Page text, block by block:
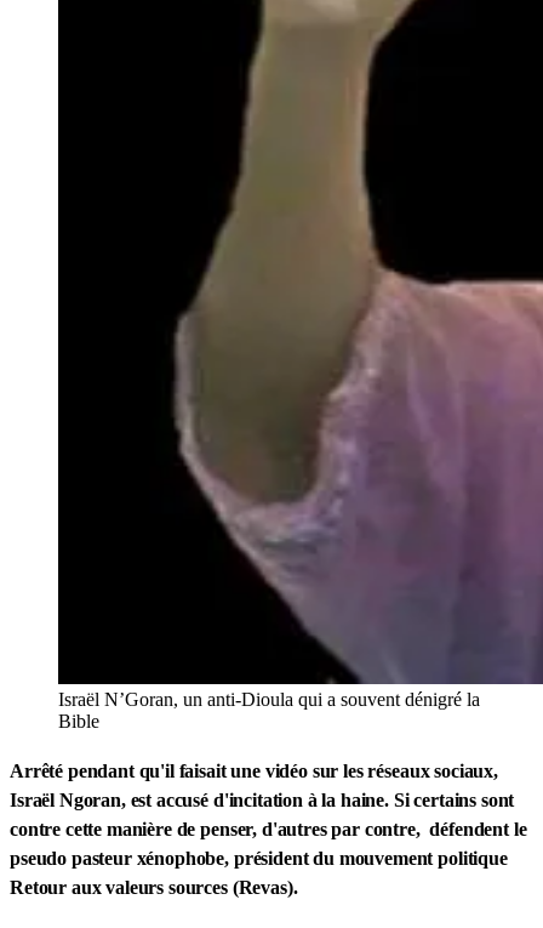
Israël N’Goran, un anti-Dioula qui a souvent dénigré la
Bible
Arrêté pendant qu'il faisait une vidéo sur les réseaux sociaux,
Israël Ngoran, est accusé d'incitation à la haine. Si certains sont
contre cette manière de penser, d'autres par contre, défendent le
pseudo pasteur xénophobe, président du mouvement politique
Retour aux valeurs sources (Revas).